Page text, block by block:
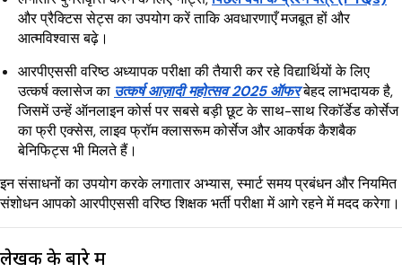
और प्रैक्टिस सेट्स का उपयोग करें ताकि अवधारणाएँ मजबूत हों और
आत्मविश्वास बढ़े।
आरपीएससी वरिष्ठ अध्यापक परीक्षा की तैयारी कर रहे विद्यार्थियों के लिए
उत्कर्ष क्लासेज का उत्कर्ष आज़ादी महोत्सव 2025 ऑफरबेहद लाभदायक है,
जिसमें उन्हें ऑनलाइन कोर्स पर सबसे बड़ी छूट के साथ-साथ रिकॉर्डेड कोर्सेज
का फ्री एक्सेस, लाइव फ्रॉम क्लासरूम कोर्सेज और आकर्षक कैशबैक
बेनिफिट्स भी मिलते हैं।
इन संसाधनों का उपयोग करके लगातार अभ्यास, स्मार्ट समय प्रबंधन और नियमित
संशोधन आपको आरपीएससी वरिष्ठ शिक्षक भर्ती परीक्षा में आगे रहने में मदद करेगा।
लेखक के बारे में